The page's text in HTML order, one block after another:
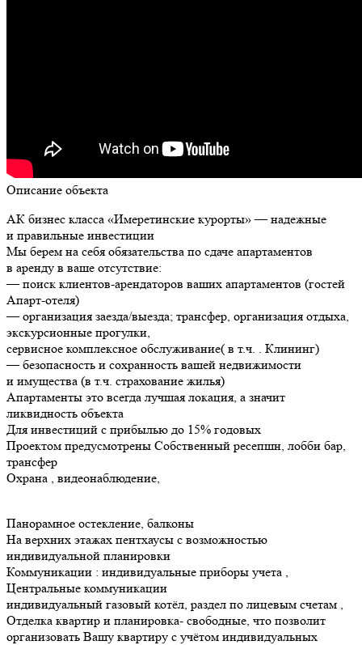
Описание объекта
АК бизнес класса «Имеретинские курорты» — надежные
и правильные инвестиции
Мы берем на себя обязательства по сдаче апартаментов
в аренду в ваше отсутствие:
— поиск клиентов-арендаторов ваших апартаментов (гостей
Апарт-отеля)
— организация заезда/выезда; трансфер, организация отдыха,
экскурсионные прогулки,
сервисное комплексное обслуживание( в т.ч. . Клининг)
— безопасность и сохранность вашей недвижимости
и имущества (в т.ч. страхование жилья)
Апартаменты это всегда лучшая локация, а значит
ликвидность объекта
Для инвестиций с прибылью до 15% годовых
Проектом предусмотрены Собственный ресепшн, лобби бар,
трансфер
Охрана , видеонаблюдение,
Панорамное остекление, балконы
На верхних этажах пентхаусы с возможностью
индивидуальной планировки
Коммуникации : индивидуальные приборы учета ,
Центральные коммуникации
индивидуальный газовый котёл, раздел по лицевым счетам ,
Отделка квартир и планировка- свободные, что позволит
организовать Вашу квартиру с учётом индивидуальных